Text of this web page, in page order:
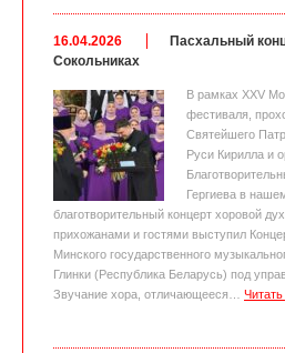
16.04.2026
Пасхальный
Сокольниках
В рамках XXV
фестиваля,
Святейшего
Руси Кирилла и
Гергиева в
благотворительный концерт хоровой
прихожанами и гостями выступил
Минского государственного
Глинки (Республика Беларусь) под
Звучание хора, отличающееся…